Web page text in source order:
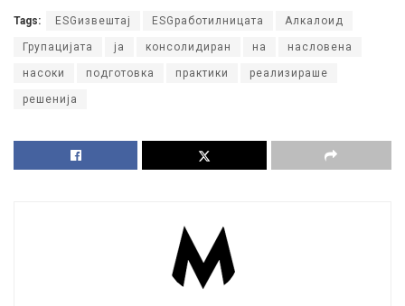
Tags: ESGизвештај ESGработилницата Алкалоид
Групацијата ја консолидиран на насловена
насоки подготовка практики реализираше
решенија